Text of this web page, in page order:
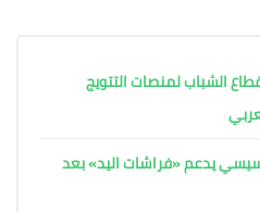
المجد براعم 2014 وقطاع الشباب لمنصات التتويج
يدعم «فراشات اليد» بعد